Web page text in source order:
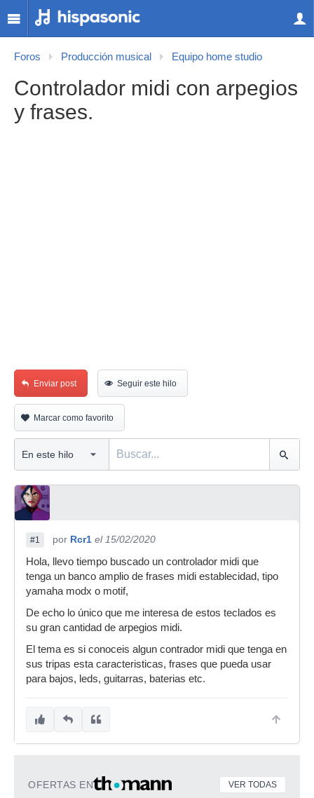
Foros Producción musical Equipo home studio
Controlador midi con arpegios
y frases.
Enviar post Seguir este hilo
Marcar como favorito
#1 por Rcr1 el 15/02/2020
Hola, llevo tiempo buscado un controlador midi que
tenga un banco amplio de frases midi establecidad, tipo
yamaha modx o motif,
De echo lo único que me interesa de estos teclados es
su gran cantidad de arpegios midi.
El tema es si conoceis algun contrador midi que tenga en
sus tripas esta caracteristicas, frases que pueda usar
para bajos, leds, guitarras, baterias etc.
OFERTAS EN VER TODAS